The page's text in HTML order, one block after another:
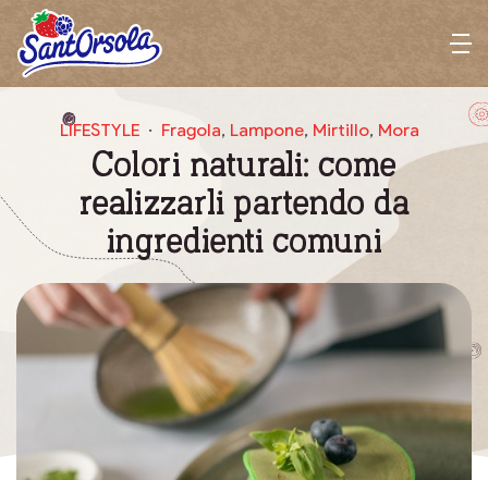
M
e
u
LIFESTYLE Fragola Lampone Mirtillo Mora
Colori naturali: come
realizzarli partendo da
ingredienti comuni